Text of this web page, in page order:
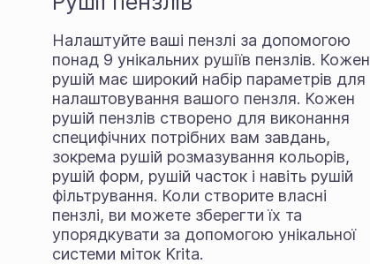
Налаштуйте ваші пензлі за допомогою
понад 9 унікальних рушіїв пензлів. Кожен
рушій має широкий набір параметрів для
налаштовування вашого пензля. Кожен
рушій пензлів створено для виконання
специфічних потрібних вам завдань,
зокрема рушій розмазування кольорів,
рушій форм, рушій часток і навіть рушій
фільтрування. Коли створите власні
пензлі, ви можете зберегти їх та
упорядкувати за допомогою унікальної
системи міток Krita.